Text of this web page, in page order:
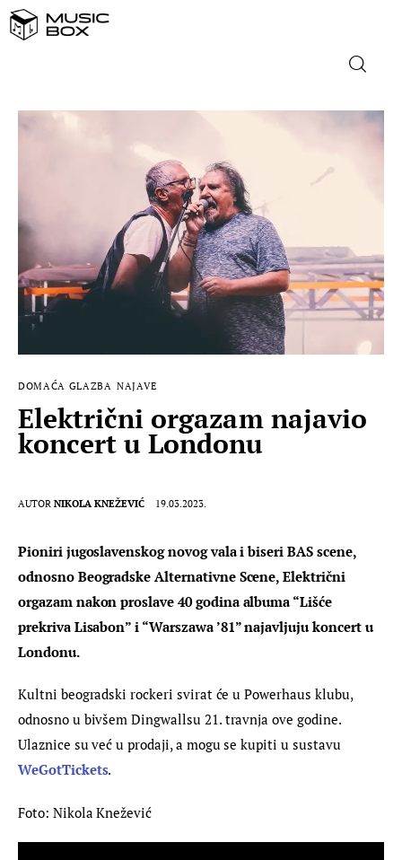
DOMAĆA GLAZBA
STRANA GLAZBA
FILM
DOMAĆA GLAZBA NAJAVE
Električni orgazam najavio
koncert u Londonu
AUTOR NIKOLA KNEŽEVIĆ 19.03.2023.
Pioniri jugoslavenskog novog vala i biseri BAS scene,
odnosno Beogradske Alternativne Scene, Električni
orgazam nakon proslave 40 godina albuma “Lišće
prekriva Lisabon” i “Warszawa ’81” najavljuju koncert u
Londonu.
Kultni beogradski rockeri svirat će u Powerhaus klubu,
odnosno u bivšem Dingwallsu 21. travnja ove godine.
Ulaznice su već u prodaji, a mogu se kupiti u sustavu
WeGotTickets.
Foto: Nikola Knežević